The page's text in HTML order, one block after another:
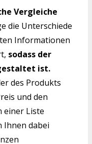
Vergleiche
die Unterschiede
Informationen
sodass der
ist.
des Produkts
und den
einer Liste
Ihnen dabei